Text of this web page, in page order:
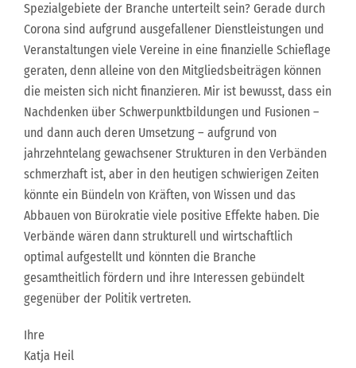
Spezialgebiete der Branche unterteilt sein? Gerade durch
Corona sind aufgrund ausgefallener Dienstleistungen und
Veranstaltungen viele Vereine in eine finanzielle Schieflage
geraten, denn alleine von den Mitgliedsbeiträgen können
die meisten sich nicht finanzieren. Mir ist bewusst, dass ein
Nachdenken über Schwerpunktbildungen und Fusionen –
und dann auch deren Umsetzung – aufgrund von
jahrzehntelang gewachsener Strukturen in den Verbänden
schmerzhaft ist, aber in den heutigen schwierigen Zeiten
könnte ein Bündeln von Kräften, von Wissen und das
Abbauen von Bürokratie viele positive Effekte haben. Die
Verbände wären dann strukturell und wirtschaftlich
optimal aufgestellt und könnten die Branche
gesamtheitlich fördern und ihre Interessen gebündelt
gegenüber der Politik vertreten.
Ihre
Katja Heil